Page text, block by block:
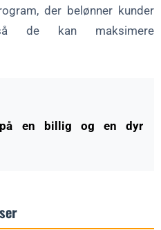
der belønner kunder
de kan maksimere
på en billig og en dyr